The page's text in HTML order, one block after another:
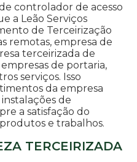
controlador de acesso
a Leão Serviços
de Terceirização
remotas, empresa de
terceirizada de
de portaria,
serviços. Isso
da empresa
de
a satisfação do
e trabalhos.
TERCEIRIZADA